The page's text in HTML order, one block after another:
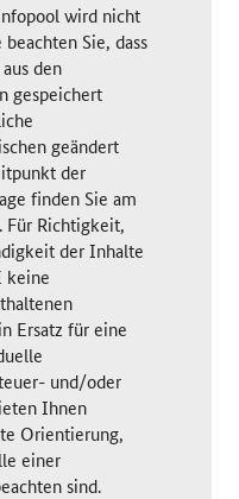
wird nicht
Sie, dass
den
gespeichert
geändert
der
finden Sie am
Für Richtigkeit,
der Inhalte
keine
Ersatz für eine
und/oder
Ihnen
Orientierung,
einer
sind.